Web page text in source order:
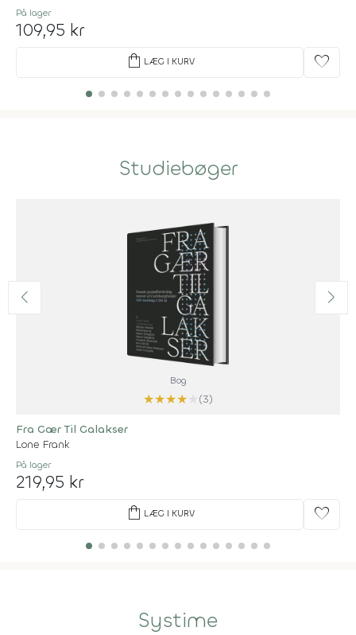
På lager
109,95 kr
shopping_bag LÆG I KURV favorite
Studiebøger
Bog
★★★★
(3)
Fra Gær Til Galakser
Lone Frank
På lager
219,95 kr
shopping_bag LÆG I KURV favorite
Systime